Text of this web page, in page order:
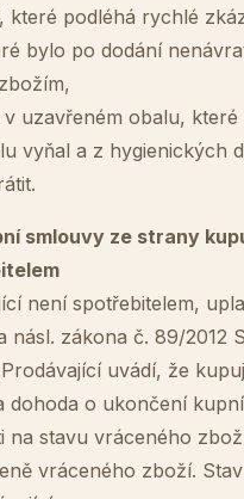
které podléhá rychlé
bylo po dodání
uzavřeném obalu, které
vyňal a z hygienických
smlouvy ze strany
není spotřebitelem,
násl. zákona č. 89/2012
uvádí, že
dohoda o ukončení kupní
na stavu vráceného
vráceného zboží.